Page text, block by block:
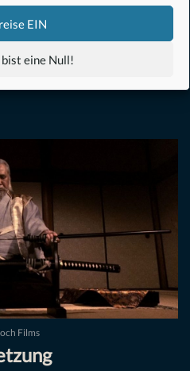
EIN
bist eine Null!
für diese beiden konträren
bedeutet die Erlangung
alter Würde, für den
Films